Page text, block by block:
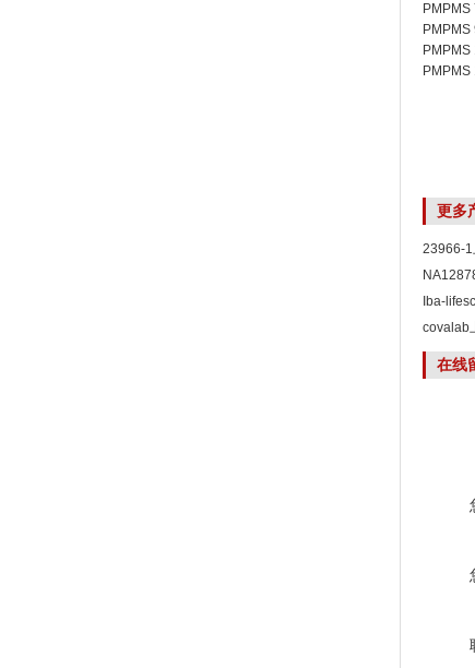
更多
23966-1
Iba-
covalab
在线